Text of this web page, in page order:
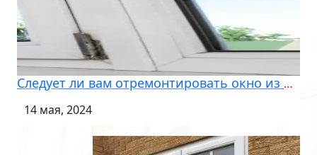
Следует ли вам отремонтировать окно из ПВХ или заменить его?
14 мая, 2024